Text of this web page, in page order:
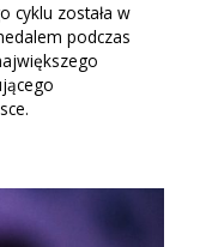
cyklu została w
podczas